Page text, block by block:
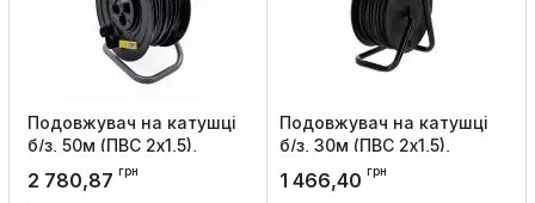
Подовжувач на катушцi
б/з, 50м (ПВС 2х1,5),
Артикул:
2 780,87 грн
Подовжувач на катушцi
б/з, 30м (ПВС 2х1,5),
Артикул:
1 466,40 грн